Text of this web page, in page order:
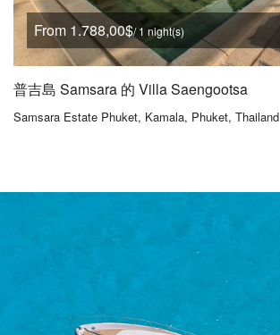
From 1.788,00$/ 1 night(s)
普吉島 Samsara 的 Villa Saengootsa
Samsara Estate Phuket, Kamala, Phuket, Thailand